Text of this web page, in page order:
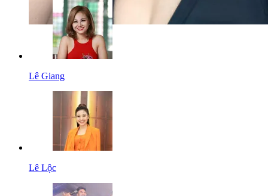
Lê Giang
Lê Lộc